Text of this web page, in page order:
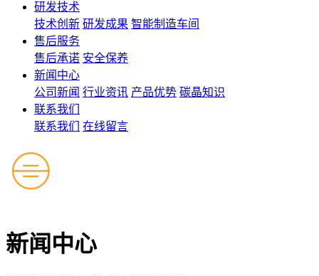
研发技术
技术创新 研发成果 智能制造车间
售后服务
售后承诺 安全保养
新闻中心
公司新闻 行业资讯 产品优势 碳晶知识
联系我们
联系我们
在线留言
新闻中心